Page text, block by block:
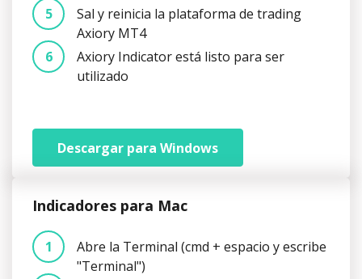
Sal y reinicia la plataforma de trading
Axiory MT4
Axiory Indicator está listo para ser
utilizado
Descargar para Windows
Indicadores para Mac
​Abre la Terminal (cmd + espacio y escribe
"Terminal")